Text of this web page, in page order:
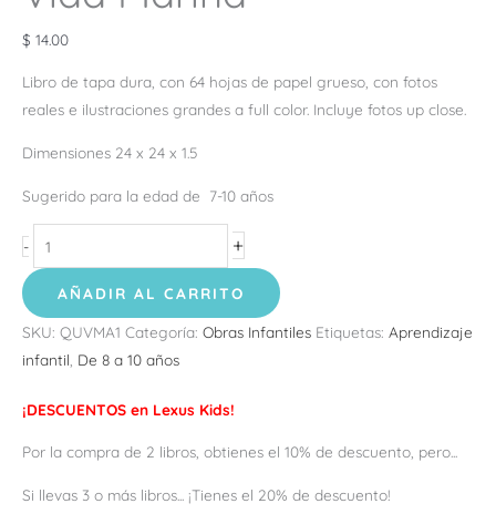
$ 14.00
Libro de tapa dura, con 64 hojas de papel grueso, con fotos
reales e ilustraciones grandes a full color. Incluye fotos up close.
Dimensiones 24 x 24 x 1.5
Sugerido para la edad de 7-10 años
- +
AÑADIR AL CARRITO
SKU: QUVMA1 Categoría: Obras Infantiles Etiquetas: Aprendizaje
infantil De 8 a 10 años
¡DESCUENTOS en Lexus Kids!
Por la compra de 2 libros, obtienes el 10% de descuento, pero...
Si llevas 3 o más libros... ¡Tienes el 20% de descuento!